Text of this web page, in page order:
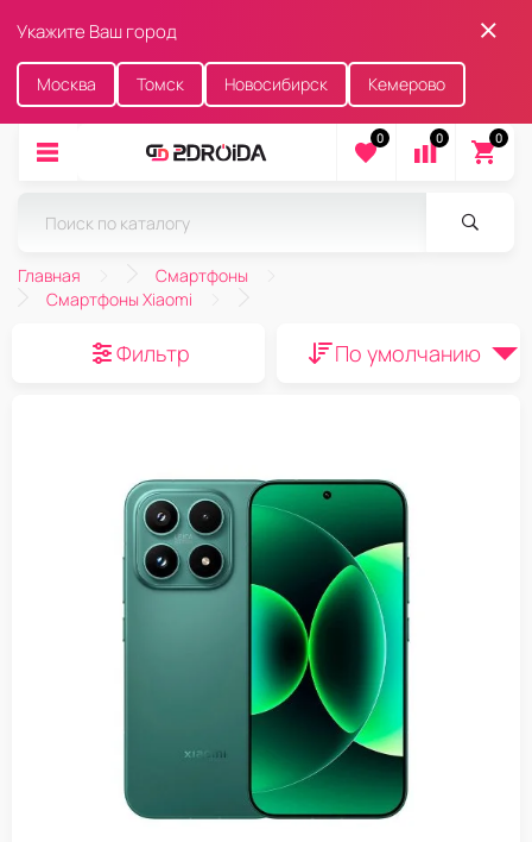
Укажите Ваш город
Москва Томск Новосибирск Кемерово
0 0 0
Главная
Смартфоны
Смартфоны Xiaomi
Фильтр По умолчанию